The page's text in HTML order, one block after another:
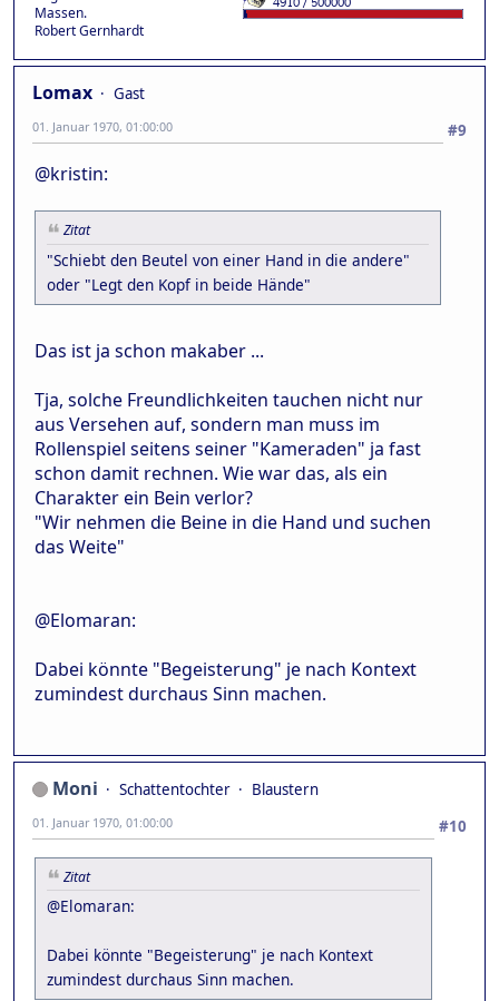
Massen.
Robert Gernhardt
Lomax
Gast
#9
01. Januar 1970, 01:00:00
@kristin:
Zitat
"Schiebt den Beutel von einer Hand in die andere"
oder "Legt den Kopf in beide Hände"
Das ist ja schon makaber ...
Tja, solche Freundlichkeiten tauchen nicht nur
aus Versehen auf, sondern man muss im
Rollenspiel seitens seiner "Kameraden" ja fast
schon damit rechnen. Wie war das, als ein
Charakter ein Bein verlor?
"Wir nehmen die Beine in die Hand und suchen
das Weite"
@Elomaran:
Dabei könnte "Begeisterung" je nach Kontext
zumindest durchaus Sinn machen.
Moni Schattentochter
Blaustern
#10
01. Januar 1970, 01:00:00
Zitat
@Elomaran:
Dabei könnte "Begeisterung" je nach Kontext
zumindest durchaus Sinn machen.